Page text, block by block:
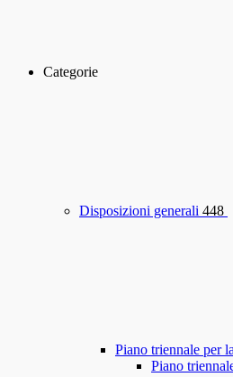
Categorie
Disposizioni generali 448
Piano triennale per
Piano